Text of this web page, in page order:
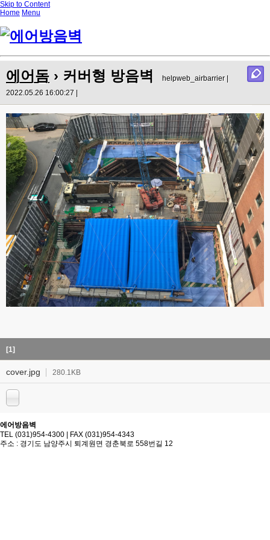
Skip to Content
Home Menu
에어돔 › 커버형 방음벽
helpweb_airbarrier |
2022.05.26 16:00:27 |
[1]
cover.jpg 280.1KB
에어방음벽
TEL (031)954-4300 | FAX (031)954-4343
주소 : 경기도 남양주시 퇴계원면 경춘북로 558번길 12